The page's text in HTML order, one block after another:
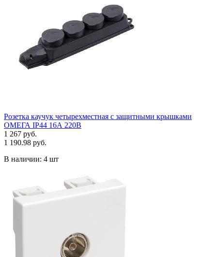
Розетка каучук четырехместная с защитными крышками
ОМЕГА IP44 16А 220В
1 267 руб.
1 190.98 руб.
В наличии: 4 шт